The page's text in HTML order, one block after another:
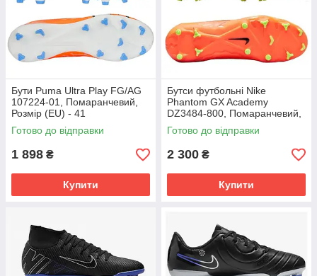
Бути Puma Ultra Play FG/AG
107224-01, Помаранчевий,
Розмір (EU) - 41
Готово до відправки
1 898 ₴
Купити
Бутси футбольні Nike
Phantom GX Academy
DZ3484-800, Помаранчевий,
Розмір (EU) - 39
Готово до відправки
2 300 ₴
Купити